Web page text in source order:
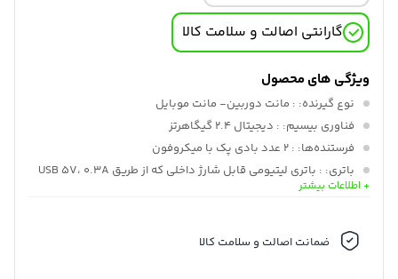
گارانتی اصالت و سلامت کالا
ویژگی های محصول
نوع گیرنده: : مانت دوربین- مانت موبایل
فناوری بیسیم: : دیجیتال 2.4 گیگاهرتز
فرستنده‌ها: : 2 عدد بادی پک با میکروفون
باتری: : باتری لیتیومی قابل شارژ داخلی که از طریق USB 5V، 0.3A
ظرفیت باتری کیس شارژ:
زمان شارژ:: 2.5 ساعت
+ اطلاعات بیشتر
ضمانت اصالت و سلامت کالا